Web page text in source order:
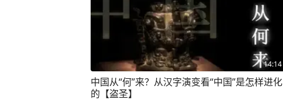
14:14
中国从“何”来？从汉字演变看“中国”是怎样进化
的【盗圣】